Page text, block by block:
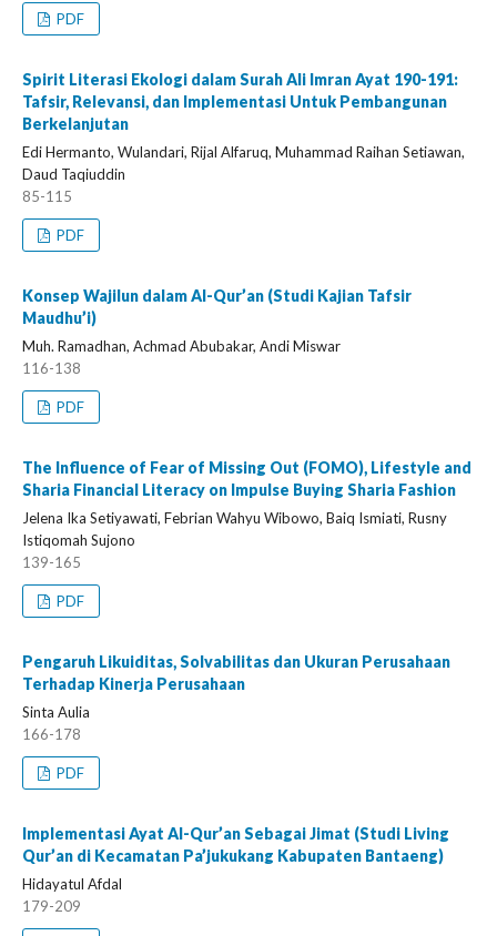
PDF
Spirit Literasi Ekologi dalam Surah Ali Imran Ayat 190-191:
Tafsir, Relevansi, dan Implementasi Untuk Pembangunan
Berkelanjutan
Edi Hermanto, Wulandari, Rijal Alfaruq, Muhammad Raihan Setiawan,
Daud Taqiuddin
85-115
PDF
Konsep Wajilun dalam Al-Qur’an (Studi Kajian Tafsir
Maudhu’i)
Muh. Ramadhan, Achmad Abubakar, Andi Miswar
116-138
PDF
The Influence of Fear of Missing Out (FOMO), Lifestyle and
Sharia Financial Literacy on Impulse Buying Sharia Fashion
Jelena Ika Setiyawati, Febrian Wahyu Wibowo, Baiq Ismiati, Rusny
Istiqomah Sujono
139-165
PDF
Pengaruh Likuiditas, Solvabilitas dan Ukuran Perusahaan
Terhadap Kinerja Perusahaan
Sinta Aulia
166-178
PDF
Implementasi Ayat Al-Qur’an Sebagai Jimat (Studi Living
Qur’an di Kecamatan Pa’jukukang Kabupaten Bantaeng)
Hidayatul Afdal
179-209